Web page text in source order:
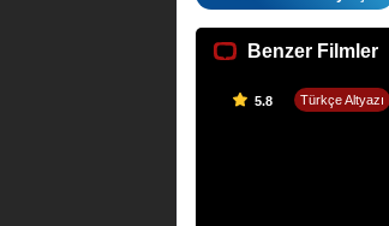
Benzer Filmler
5.8 Türkçe Altyazı